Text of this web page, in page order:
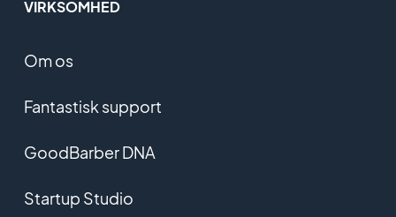
VIRKSOMHED
Om os
Fantastisk support
GoodBarber DNA
Startup Studio